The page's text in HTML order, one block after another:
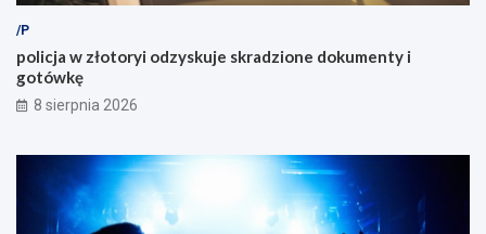
/P
policja w złotoryi odzyskuje skradzione dokumenty i
gotówkę
8 sierpnia 2026